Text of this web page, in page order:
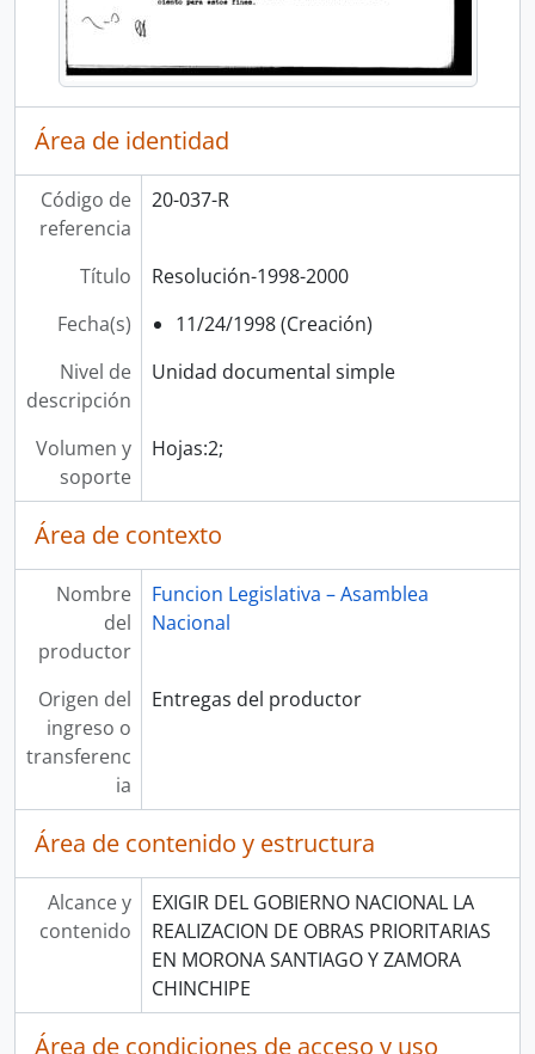
Área de identidad
Código de
referencia
20-037-R
Título
Resolución-1998-2000
Fecha(s)
11/24/1998 (Creación)
Nivel de
descripción
Unidad documental simple
Volumen y
soporte
Hojas:2;
Área de contexto
Nombre
del
productor
Funcion Legislativa – Asamblea
Nacional
Origen del
ingreso o
transferenc
ia
Entregas del productor
Área de contenido y estructura
Alcance y
contenido
EXIGIR DEL GOBIERNO NACIONAL LA
REALIZACION DE OBRAS PRIORITARIAS
EN MORONA SANTIAGO Y ZAMORA
CHINCHIPE
Área de condiciones de acceso y uso